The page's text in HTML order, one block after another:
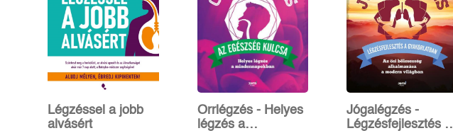
Légzéssel a jobb
alvásért
Orrlégzés - Helyes
légzés a
Jógalégzés -
Légzésfejlesztés a